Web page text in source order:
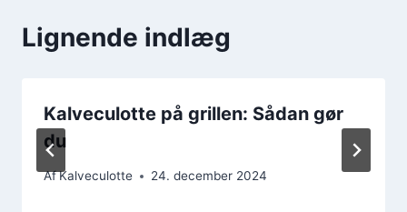
Lignende indlæg
Kalveculotte på grillen: Sådan gør
du
AfKalveculotte 24. december 2024